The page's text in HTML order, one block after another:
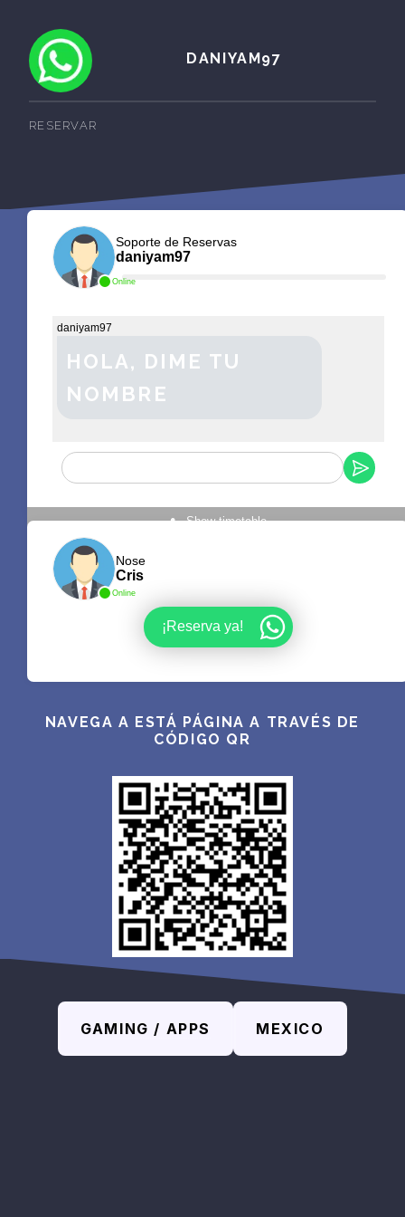
DANIYAM97
RESERVAR
Online
Soporte de Reservas
daniyam97
Show timetable
daniyam97
HOLA, DIME TU
NOMBRE
Online
Nose
Cris
¡Reserva ya!
NAVEGA A ESTÁ PÁGINA A TRAVÉS DE
CÓDIGO QR
GAMING / APPS MEXICO